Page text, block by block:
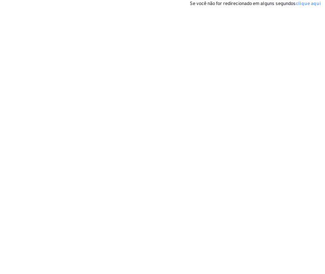
Se você não for redirecionado em alguns segundosclique aqui